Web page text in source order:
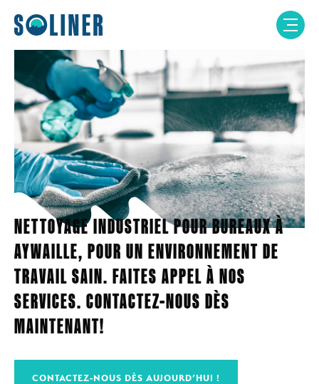
NETTOYAGE INDUSTRIEL POUR BUREAUX À
AYWAILLE, POUR UN ENVIRONNEMENT DE
TRAVAIL SAIN. FAITES APPEL À NOS
SERVICES. CONTACTEZ-NOUS DÈS
MAINTENANT!
CONTACTEZ-NOUS DÈS AUJOURD’HUI !